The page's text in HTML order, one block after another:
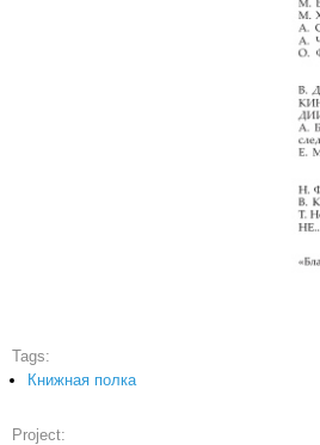
Tags:
Книжная полка
Project: